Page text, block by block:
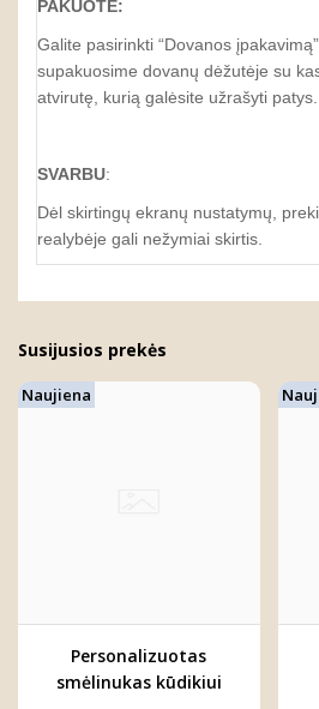
PAKUOTĖ:
Galite pasirinkti “Dovanos
supakuosime dovanų dėžutėje su
atvirutę, kurią galėsite užrašyti patys.
SVARBU:
Dėl skirtingų ekranų nustatymų,
realybėje gali nežymiai skirtis.
Susijusios prekės
Naujiena
Personalizuotas
smėlinukas kūdikiui